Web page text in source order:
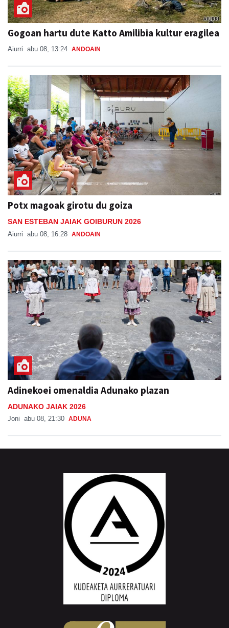
Gogoan hartu dute Katto Amilibia kultur eragilea
Aiurri abu 08, 13:24 ANDOAIN
Potx magoak girotu du goiza
SAN ESTEBAN JAIAK GOIBURUN 2026
Aiurri abu 08, 16:28 ANDOAIN
Adinekoei omenaldia Adunako plazan
ADUNAKO JAIAK 2026
Joni abu 08, 21:30 ADUNA